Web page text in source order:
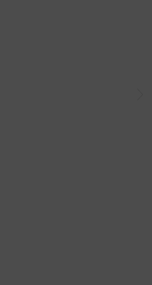
間帯指定をしての出荷は
できません。